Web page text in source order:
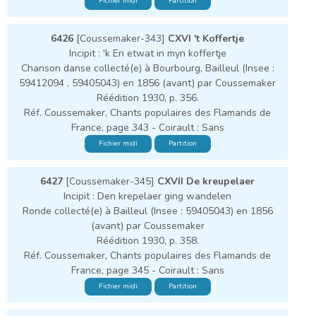
6426 [Coussemaker-343] CXVI 't Koffertje
Incipit : 'k En etwat in myn koffertje
Chanson danse collecté(e) à Bourbourg, Bailleul (Insee :
59412094 , 59405043) en 1856 (avant) par Coussemaker
Réédition 1930, p. 356.
Réf. Coussemaker, Chants populaires des Flamands de
France, page 343 - Coirault : Sans
Fichier midi Partition
6427 [Coussemaker-345] CXVII De kreupelaer
Incipit : Den krepelaer ging wandelen
Ronde collecté(e) à Bailleul (Insee : 59405043) en 1856
(avant) par Coussemaker
Réédition 1930, p. 358.
Réf. Coussemaker, Chants populaires des Flamands de
France, page 345 - Coirault : Sans
Fichier midi Partition